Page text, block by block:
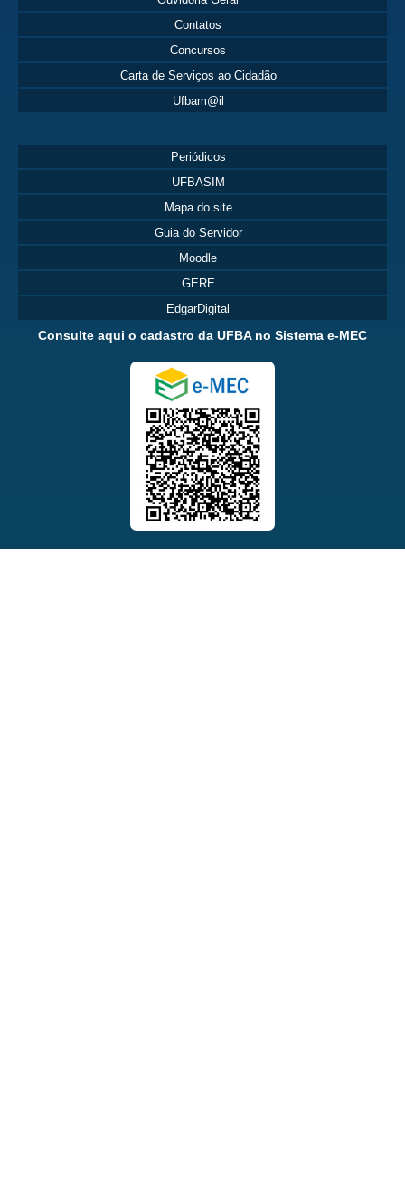
Contatos
Concursos
Carta de Serviços ao Cidadão
Ufbam@il
Periódicos
UFBASIM
Mapa do site
Guia do Servidor
Moodle
GERE
EdgarDigital
Consulte aqui o cadastro da UFBA no Sistema e-MEC